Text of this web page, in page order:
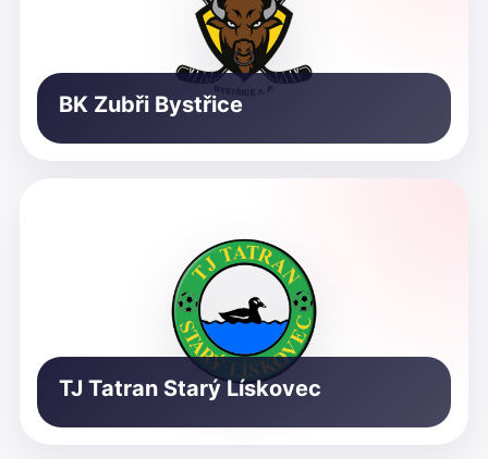
BK Zubři Bystřice
TJ Tatran Starý Lískovec